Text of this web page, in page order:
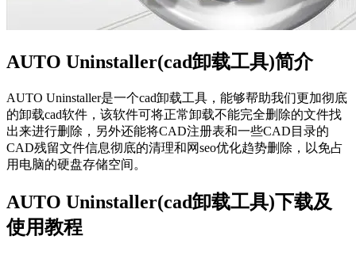
AUTO Uninstaller(cad卸载工具)简介
AUTO Uninstaller是一个cad卸载工具，能够帮助我们更加彻底
的卸载cad软件，该软件可将正常卸载不能完全删除的文件找
出来进行删除，另外还能将CAD注册表和一些CAD目录的
CAD残留文件信息彻底的清理和网seo优化趋势删除，以免占
用电脑的硬盘存储空间。
AUTO Uninstaller(cad卸载工具)下载及
使用教程